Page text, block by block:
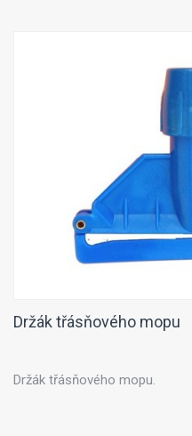
Držák třásňového mopu
Držák třásňového mopu.